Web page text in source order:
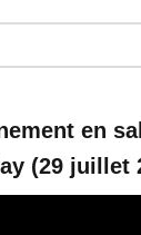
en
(29 juillet